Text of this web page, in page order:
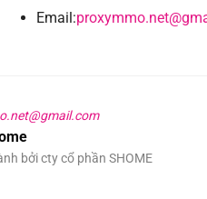
Email:
bởi cty cổ phần SHOME